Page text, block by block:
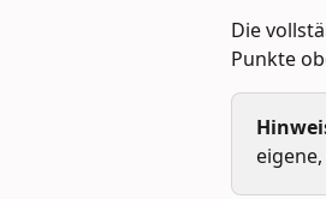
Die
Punkte